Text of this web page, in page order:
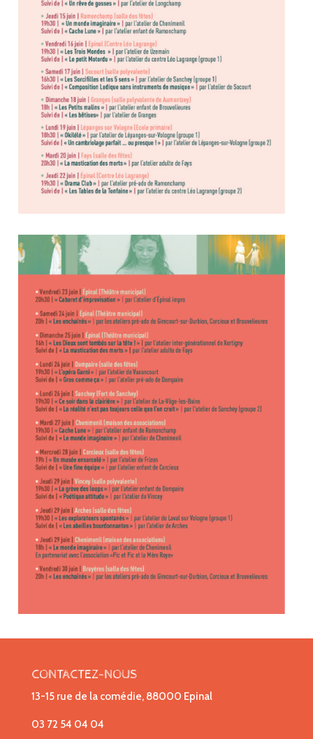
CONTACTEZ-NOUS
13-15 rue de la comédie, 88000 Epinal
03 72 54 04 04